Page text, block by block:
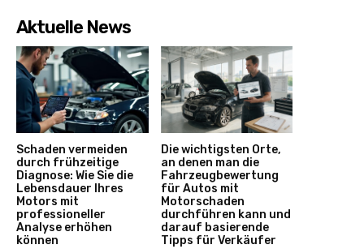
Aktuelle News
Schaden vermeiden
durch frühzeitige
Diagnose: Wie Sie die
Lebensdauer Ihres
Motors mit
professioneller
Analyse erhöhen
können
Die wichtigsten Orte,
an denen man die
Fahrzeugbewertung
für Autos mit
Motorschaden
durchführen kann und
darauf basierende
Tipps für Verkäufer